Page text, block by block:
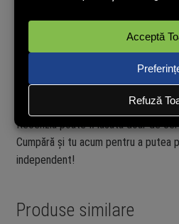
powered byTRUSTED.RO
Nu avem încă opinii de la clienți
Recenzia poate fi lăsată doar de
Cumpără și tu acum pentru a putea
independent!
Produse similare